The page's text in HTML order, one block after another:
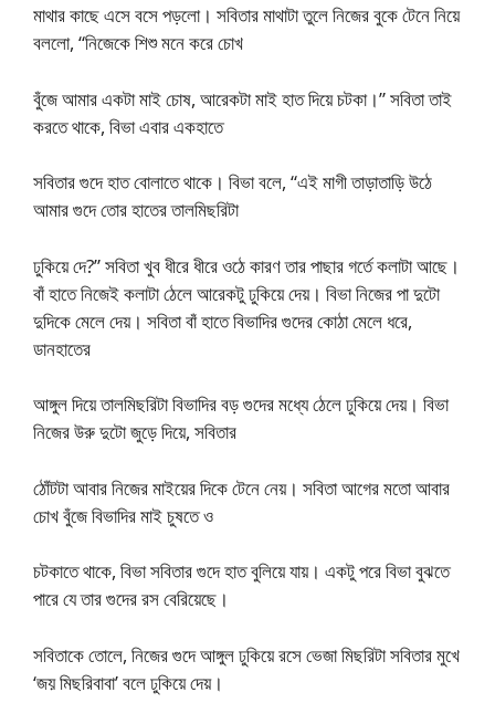
মাথার কাছে এসে বসে পড়লো। সবিতার মাথাটা তুলে নিজের বুকে টেনে নিয়ে
বললো, “নিজেকে শিশু মনে করে চোখ
বুঁজে আমার একটা মাই চোষ, আরেকটা মাই হাত দিয়ে চটকা।” সবিতা তাই
করতে থাকে, বিভা এবার একহাতে
সবিতার গুদে হাত বোলাতে থাকে। বিভা বলে, “এই মাগী তাড়াতাড়ি উঠে
আমার গুদে তোর হাতের তালমিছরিটা
ঢুকিয়ে দে?” সবিতা খুব ধীরে ধীরে ওঠে কারণ তার পাছার গর্তে কলাটা আছে।
বাঁ হাতে নিজেই কলাটা ঠেলে আরেকটু ঢুকিয়ে দেয়। বিভা নিজের পা দুটো
দুদিকে মেলে দেয়। সবিতা বাঁ হাতে বিভাদির গুদের কোঠা মেলে ধরে,
ডানহাতের
আঙ্গুল দিয়ে তালমিছরিটা বিভাদির বড় গুদের মধ্যে ঠেলে ঢুকিয়ে দেয়। বিভা
নিজের উরু দুটো জুড়ে দিয়ে, সবিতার
ঠোঁটটা আবার নিজের মাইয়ের দিকে টেনে নেয়। সবিতা আগের মতো আবার
চোখ বুঁজে বিভাদির মাই চুষতে ও
চটকাতে থাকে, বিভা সবিতার গুদে হাত বুলিয়ে যায়। একটু পরে বিভা বুঝতে
পারে যে তার গুদের রস বেরিয়েছে।
সবিতাকে তোলে, নিজের গুদে আঙ্গুল ঢুকিয়ে রসে ভেজা মিছরিটা সবিতার মুখে
‘জয় মিছরিবাবা’ বলে ঢুকিয়ে দেয়।